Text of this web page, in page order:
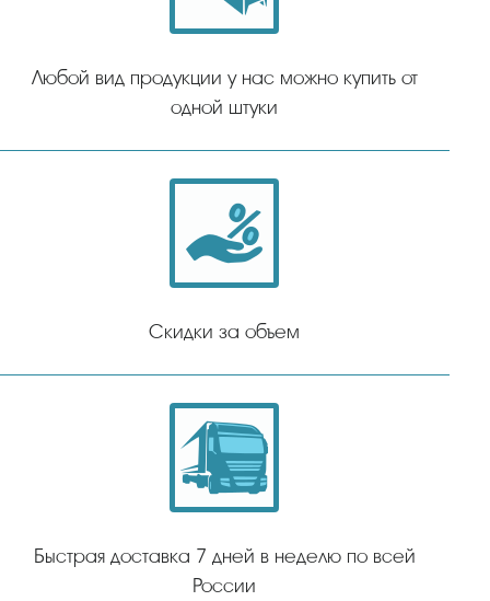
Любой вид продукции у нас можно купить от
одной штуки
Скидки за объем
Быстрая доставка 7 дней в неделю по всей
России